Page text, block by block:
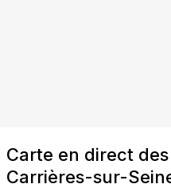
Carte en direct
Carrières-sur-